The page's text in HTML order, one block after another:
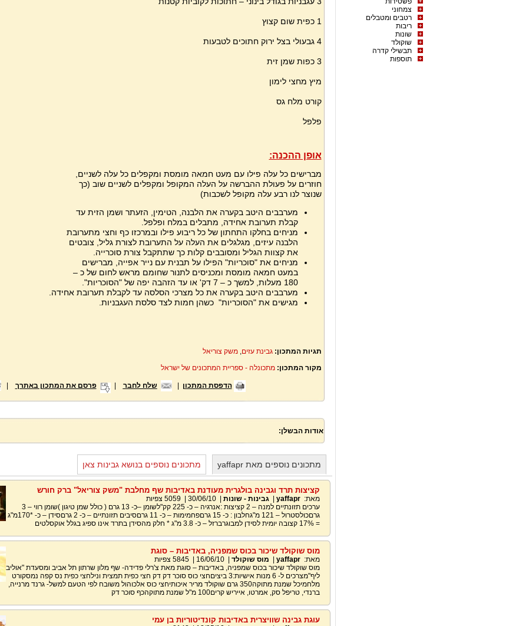
צמחוני
רטבים ומטבלים
ריבות
שונות
שוקולד
תבשילי קדרה
תוספות
1 כפית שום קצוץ
4 גבעולי בצל ירוק חתוכים לטבעות
3 כפות שמן זית
מיץ מחצי לימון
קורט מלח גס
פלפל
אופן ההכנה:
מברישים כל עלה פילו עם מעט חמאה מומסת ומקפלים כל עלה לשניים,
חוזרים על פעולת ההברשה על העלה המקופל ומקפלים לשניים שוב (כך
שנוצר לנו רבע עלה מקופל לשכבות)
מערבבים היטב בקערה את הלבנה, הטימין, הזעתר ושמן הזית עד
קבלת תערובת אחידה, מתבלים במלח ופלפל.
מניחים בחלקו התחתון של כל ריבוע פילו ובמרכזו כף וחצי מתערובת
הלבנה עיזים, מגלגלים את העלה על התערובת לצורת גליל, צובטים
את קצוות הגליל ומסובבים קלות כך שתתקבל צורת סוכרייה.
מניחים את "סוכריות" הפילו על תבנית עם נייר אפייה, מברישים
במעט חמאה מומסת ומכניסים לתנור שחומם מראש לחום של כ –
180 מעלות, למשך כ – 7 דק' או עד הזהבה יפה של "הסוכריות".
מערבבים היטב בקערה את כל מצרכי הסלסה עד לקבלת תערובת אחידה.
מגישים את "הסוכריות" כשהן חמות לצד סלסת העגבניות.
תגיות המתכון:גבינת עזים,משק צוריאל
מקור המתכון:מתכונלה - ספריית המתכונים של ישראל
הדפסת המתכון שלח לחבר פרסם את המתכון באתרך |
אודות הבשלן:
מתכונים נוספים מאת yaffapr מתכונים נוספים בנושא גבינות צאן
קציצות תרד וגבינה בולגרית מעודנת באדיבות שף מחלבת "משק צוריאל" ברק חורש
מאת: yaffapr
|גבינות - שונות |
30/06/10
|
5059 צפיות
ערכים תזונתיים למנה – 2 קציצות :אנרגיה – כ- 225 קק"לשומן –כ- 13 גרם ( כולל שמן טיגון )שומן רווי – 3
גרםכולסטרול – 121 מ"גחלבון : כ- 15 גרםפחמימות – כ- 11 גרםסיבים תזונתיים – כ- 2 גרםסידן – כ- *170מ"ג
= 17% קצובה יומית לסידן למבוגרברזל – כ- 3.8 מ"ג * חלק מהסידן בתרד אינו ספיג בגלל אוקסלטים
מוס שוקולד שיכור בכוס שמפניה, באדיבות – סוגת
מאת: yaffapr מוס שוקולד |
16/06/10
|
5845 צפיות
מוס שוקולד שיכור בכוס שמפניה, באדיבות – סוגת מאת צ'רלי פדידה- שף מלון שרתון תל אביב ומסעדת "אוליב
ליף"מצרכים ל- 6 מנות אישיות:3 ביציםחצי כוס סוכר דק דק חצי כפית תמצית ונילחצי כפית נס קפה נמסקורט
מלחמיכל שמנת מתוקה350 גרם שוקולד מריר איכותיחצי כוס אלכוהול משובח לפי הטעם למשל- גרנד מרנייה,
ברנדי, טריפל סק, אמרטו, אייריש קרים100 מ"ל שמנת מתוקהכף סוכר דק
עוגת גבינה שוויצרית באדיבות קונדיטוריות בן עמי